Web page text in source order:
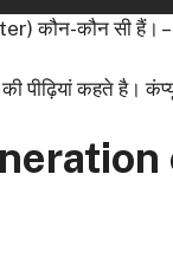
कौन-कौन सी हैं। –
पीढ़ियां कहते है।